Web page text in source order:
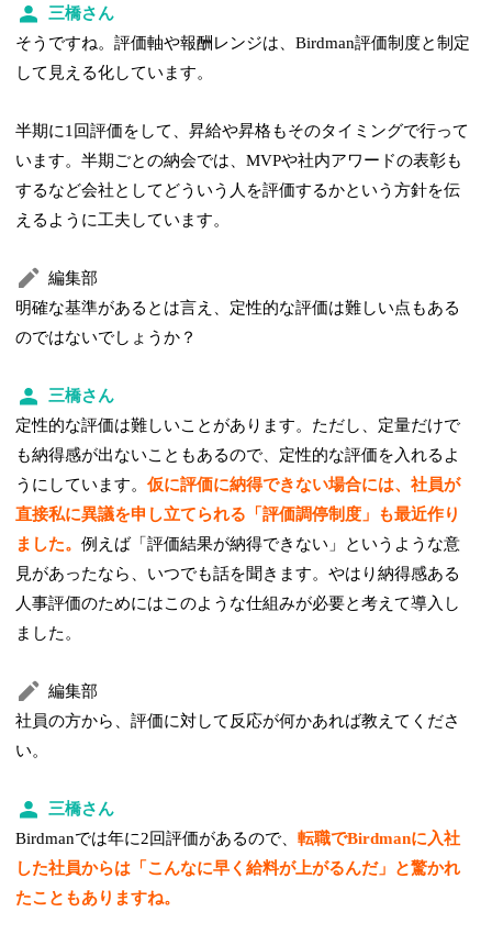
三橋さん
そうですね。評価軸や報酬レンジは、Birdman評価制度と制定
して見える化しています。
半期に1回評価をして、昇給や昇格もそのタイミングで行って
います。半期ごとの納会では、MVPや社内アワードの表彰も
するなど会社としてどういう人を評価するかという方針を伝
えるように工夫しています。
編集部
明確な基準があるとは言え、定性的な評価は難しい点もある
のではないでしょうか？
三橋さん
定性的な評価は難しいことがあります。ただし、定量だけで
も納得感が出ないこともあるので、定性的な評価を入れるよ
うにしています。仮に評価に納得できない場合には、社員が
直接私に異議を申し立てられる「評価調停制度」も最近作り
ました。例えば「評価結果が納得できない」というような意
見があったなら、いつでも話を聞きます。やはり納得感ある
人事評価のためにはこのような仕組みが必要と考えて導入し
ました。
編集部
社員の方から、評価に対して反応が何かあれば教えてくださ
い。
三橋さん
Birdmanでは年に2回評価があるので、転職でBirdmanに入社
した社員からは「こんなに早く給料が上がるんだ」と驚かれ
たこともありますね。